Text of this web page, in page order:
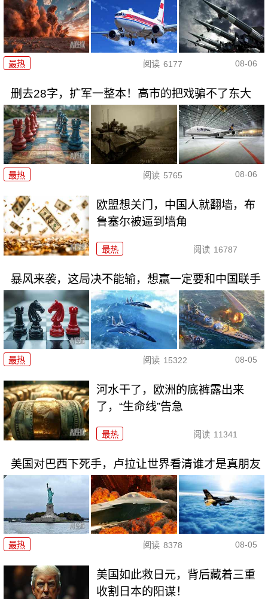
最热 阅读 6177 08-06
删去28字，扩军一整本！高市的把戏骗不了东大
最热 阅读 5765 08-06
欧盟想关门，中国人就翻墙，布
鲁塞尔被逼到墙角
最热 阅读 16787
暴风来袭，这局决不能输，想赢一定要和中国联手
最热 阅读 15322 08-05
河水干了，欧洲的底裤露出来
了，“生命线”告急
最热 阅读 11341
美国对巴西下死手，卢拉让世界看清谁才是真朋友
最热 阅读 8378 08-05
美国如此救日元，背后藏着三重
收割日本的阳谋！